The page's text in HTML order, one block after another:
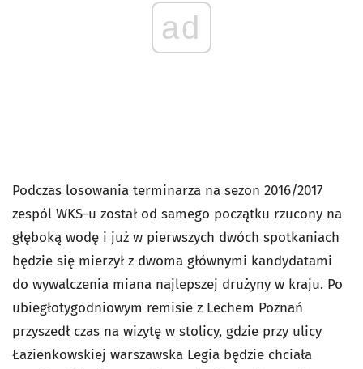
ad
Podczas losowania terminarza na sezon 2016/2017
zespól WKS-u został od samego początku rzucony na
głęboką wodę i już w pierwszych dwóch spotkaniach
będzie się mierzył z dwoma głównymi kandydatami
do wywalczenia miana najlepszej drużyny w kraju. Po
ubiegłotygodniowym remisie z Lechem Poznań
przyszedł czas na wizytę w stolicy, gdzie przy ulicy
Łazienkowskiej warszawska Legia będzie chciała